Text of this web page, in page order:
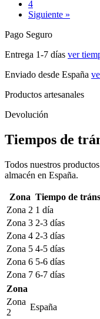
4
Siguiente »
Pago Seguro
Entrega 1-7 días ver
Enviado desde España
Productos artesanales
Devolución
Tiempos de
Todos nuestros
almacén en España.
Zona Tiempo de
Zona 2 1 día
Zona 3 2-3 días
Zona 4 2-3 días
Zona 5 4-5 días
Zona 6 5-6 días
Zona 7 6-7 días
Zona
Zona
2
España